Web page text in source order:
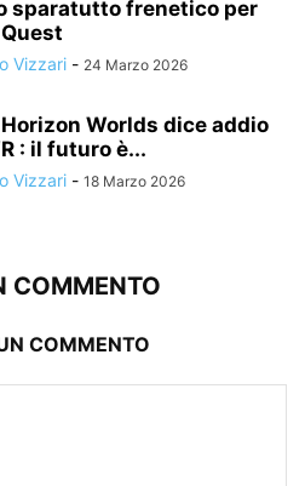
sparatutto frenetico per
Vizzari - 24 Marzo 2026
Worlds dice addio
: il futuro è...
Vizzari - 18 Marzo 2026
COMMENTO
COMMENTO